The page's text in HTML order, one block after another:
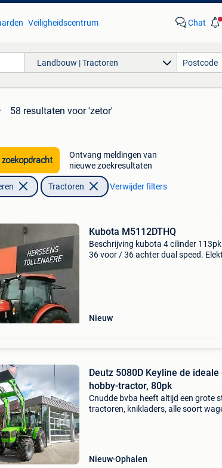
Veiligheidscentrum Chat
Landbouw | Tractoren
58 resultaten voor 'zetor'
zoekopdracht
Ontvang meldingen van
nieuwe zoekresultaten
Tractoren Verwijder filters
Kubota M5112DTHQ
Beschrijving kubota 4 cilinder
36 voor / 36 achter dual speed.
Nieuw
Deutz 5080D Keyline de
hobby-tractor, 80pk
Cnudde bvba heeft altijd een grote
tractoren, knikladers, alle soort
Nieuw Ophalen